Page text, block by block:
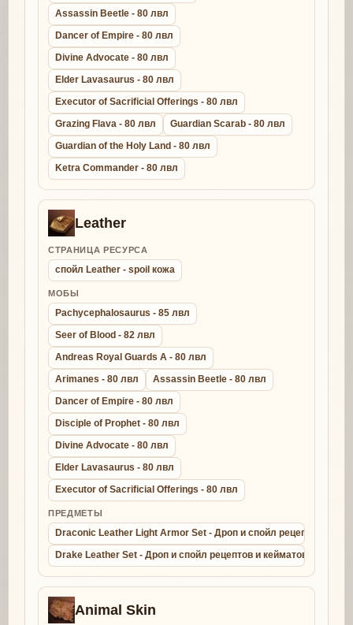
Assassin Beetle - 80 лвл
Dancer of Empire - 80 лвл
Divine Advocate - 80 лвл
Elder Lavasaurus - 80 лвл
Executor of Sacrificial Offerings - 80 лвл
Grazing Flava - 80 лвл
Guardian Scarab - 80 лвл
Guardian of the Holy Land - 80 лвл
Ketra Commander - 80 лвл
Leather
СТРАНИЦА РЕСУРСА
спойл Leather - spoil кожа
МОБЫ
Pachycephalosaurus - 85 лвл
Seer of Blood - 82 лвл
Andreas Royal Guards A - 80 лвл
Arimanes - 80 лвл
Assassin Beetle - 80 лвл
Dancer of Empire - 80 лвл
Disciple of Prophet - 80 лвл
Divine Advocate - 80 лвл
Elder Lavasaurus - 80 лвл
Executor of Sacrificial Offerings - 80 лвл
ПРЕДМЕТЫ
Draconic Leather Light Armor Set - Дроп и спойл рецептов и
Drake Leather Set - Дроп и спойл рецептов и кейматов - крафт
Animal Skin